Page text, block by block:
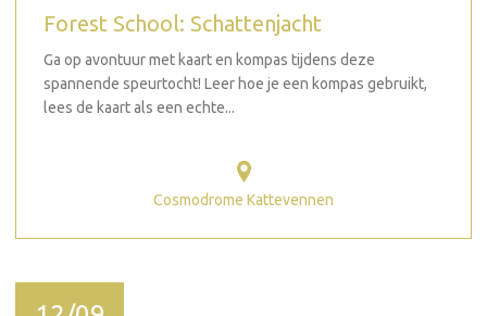
Forest School: Schattenjacht
Ga op avontuur met kaart en kompas tijdens deze
spannende speurtocht! Leer hoe je een kompas gebruikt,
lees de kaart als een echte...
Cosmodrome Kattevennen